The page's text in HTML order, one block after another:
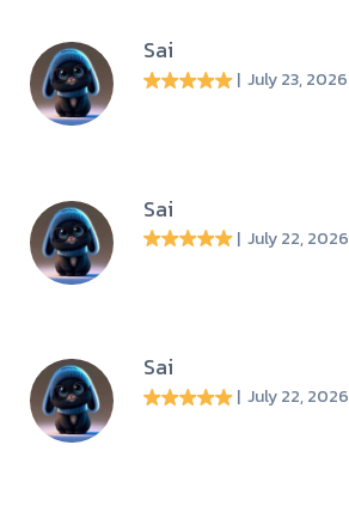
Sai
| July 23, 2026
Sai
| July 22, 2026
Sai
| July 22, 2026